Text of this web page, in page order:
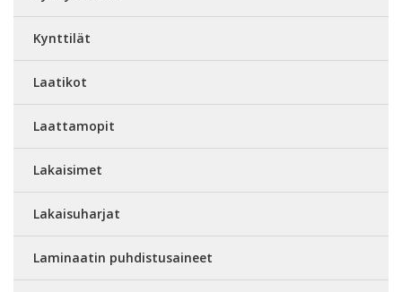
Kynttilät
Laatikot
Laattamopit
Lakaisimet
Lakaisuharjat
Laminaatin puhdistusaineet